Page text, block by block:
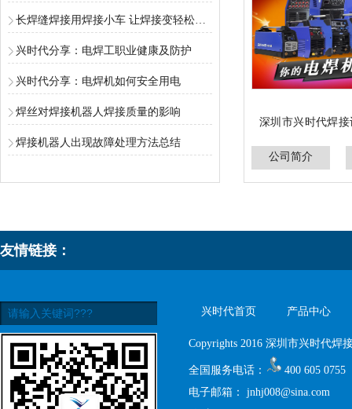
长焊缝焊接用焊接小车 让焊接变轻松！（一）
兴时代分享：电焊工职业健康及防护
兴时代分享：电焊机如何安全用电
焊丝对焊接机器人焊接质量的影响
焊接机器人出现故障处理方法总结
深圳市兴时代焊
股上市公司“瑞凌
公司简介
友情链接：
兴时代首页 产品中心
Copyrights 2016 深圳市兴时代焊
全国服务电话：
400 605 0755
电子邮箱： jnhj008@sina.com